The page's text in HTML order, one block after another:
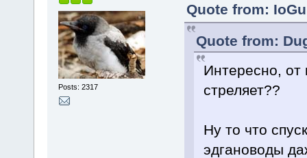
Posts: 2317
Quote from:
Quote from:
Интересно, от
стреляет??
Ну то что
эдгановоды